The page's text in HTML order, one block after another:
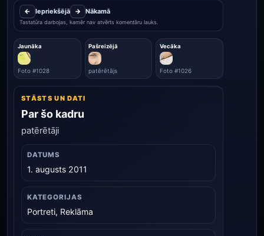
← Iepriekšējā → Nākamā
Tastatūra darbojas, kamēr nav atvērts komentāru lauks.
Jaunāka
Foto #1028
Pašreizējā
patērētājs
Vecāka
Foto #1026
STĀSTS UN DATI
Par šo kadru
patērētāji
DATUMS
1. augusts 2011
KATEGORIJAS
Portreti, Reklāma